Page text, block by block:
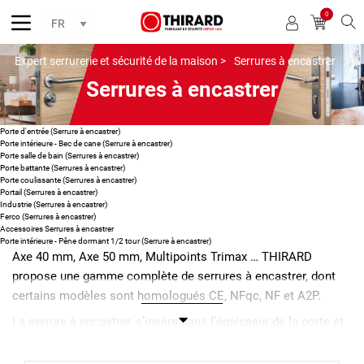
0
Expert serrurerie et sécurité de la maison > Serrures à encastrer
Serrures à encastrer
Porte d'entrée (Serrure à encastrer)
Porte intérieure - Bec de cane (Serrure à encastrer)
Porte salle de bain (Serrures à encastrer)
Porte battante (Serrures à encastrer)
Porte coulissante (Serrures à encastrer)
Portail (Serrures à encastrer)
Industrie (Serrures à encastrer)
Ferco (Serrures à encastrer)
Accessoires Serrures à encastrer
Porte intérieure - Pêne dormant 1/2 tour (Serrure à encastrer)
Axe 40 mm, Axe 50 mm, Multipoints Trimax … THIRARD
propose une gamme complète de serrures à encastrer, dont
certains modèles sont homologués CE, NFqc, NF et A2P.
La serrure à encastrer, s’insère dans l’épaisseur de la porte et
puisqu’il est possible d’y adapter toutes les variétés de